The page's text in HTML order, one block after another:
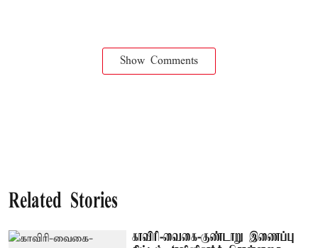
Show Comments
Related Stories
காவிரி-வைகை-குண்டாறு இணைப்பு